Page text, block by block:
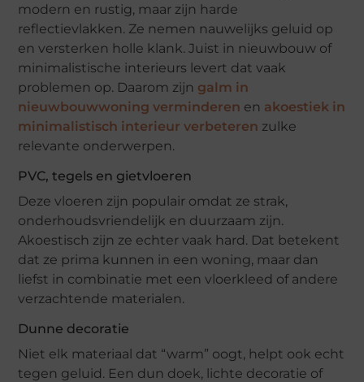
modern en rustig, maar zijn harde
reflectievlakken. Ze nemen nauwelijks geluid op
en versterken holle klank. Juist in nieuwbouw of
minimalistische interieurs levert dat vaak
problemen op. Daarom zijn galm in
nieuwbouwwoning verminderen en akoestiek in
minimalistisch interieur verbeteren zulke
relevante onderwerpen.
PVC, tegels en gietvloeren
Deze vloeren zijn populair omdat ze strak,
onderhoudsvriendelijk en duurzaam zijn.
Akoestisch zijn ze echter vaak hard. Dat betekent
dat ze prima kunnen in een woning, maar dan
liefst in combinatie met een vloerkleed of andere
verzachtende materialen.
Dunne decoratie
Niet elk materiaal dat “warm” oogt, helpt ook echt
tegen geluid. Een dun doek, lichte decoratie of